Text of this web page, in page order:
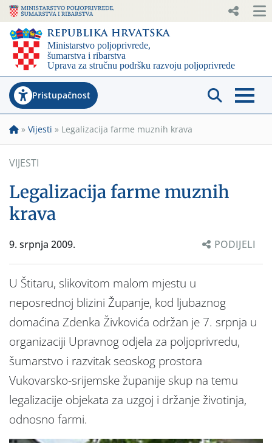
Pristupačnost
» Vijesti » Legalizacija farme muznih krava
VIJESTI
Legalizacija farme muznih
krava
9. srpnja 2009. PODIJELI
U Štitaru, slikovitom malom mjestu u
neposrednoj blizini Županje, kod ljubaznog
domaćina Zdenka Živkovića održan je 7. srpnja u
organizaciji Upravnog odjela za poljoprivredu,
šumarstvo i razvitak seoskog prostora
Vukovarsko-srijemske županije skup na temu
legalizacije objekata za uzgoj i držanje životinja,
odnosno farmi.